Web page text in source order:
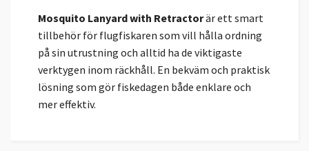
Mosquito Lanyard with Retractorär ett smart
tillbehör för flugfiskaren som vill hålla ordning
på sin utrustning och alltid ha de viktigaste
verktygen inom räckhåll. En bekväm och praktisk
lösning som gör fiskedagen både enklare och
mer effektiv.